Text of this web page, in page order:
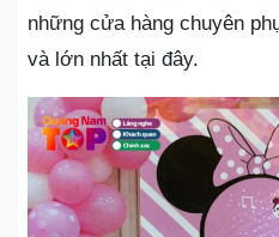
những cửa hàng chuyên
và lớn nhất tại đây.